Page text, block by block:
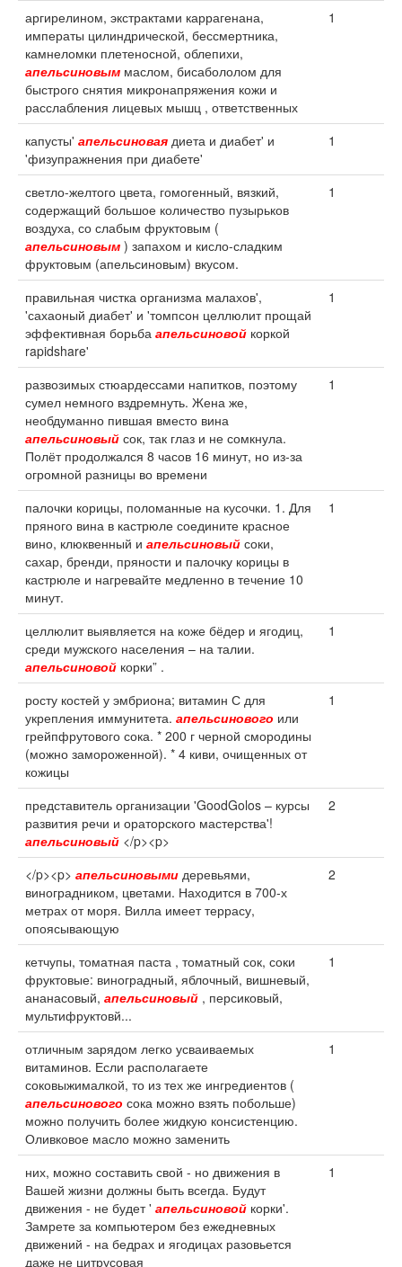
аргирелином, экстрактами каррагенана,
императы цилиндрической, бессмертника,
камнеломки плетеносной, облепихи,
апельсиновым маслом, бисабололом для
быстрого снятия микронапряжения кожи и
расслабления лицевых мышц , ответственных
1
капусты' апельсиновая диета и диабет' и
'физупражнения при диабете'
1
светло-желтого цвета, гомогенный, вязкий,
содержащий большое количество пузырьков
воздуха, со слабым фруктовым (
апельсиновым ) запахом и кисло-сладким
фруктовым (апельсиновым) вкусом.
1
правильная чистка организма малахов',
'сахаоный диабет' и 'томпсон целлюлит прощай
эффективная борьба апельсиновой коркой
rapidshare'
1
развозимых стюардессами напитков, поэтому
сумел немного вздремнуть. Жена же,
необдуманно пившая вместо вина
апельсиновый сок, так глаз и не сомкнула.
Полёт продолжался 8 часов 16 минут, но из-за
огромной разницы во времени
1
палочки корицы, поломанные на кусочки. 1. Для
пряного вина в кастрюле соедините красное
вино, клюквенный и апельсиновый соки,
сахар, бренди, пряности и палочку корицы в
кастрюле и нагревайте медленно в течение 10
минут.
1
целлюлит выявляется на коже бёдер и ягодиц,
среди мужского населения – на талии.
апельсиновой корки” .
1
росту костей у эмбриона; витамин С для
укрепления иммунитета. апельсинового или
грейпфрутового сока. * 200 г черной смородины
(можно замороженной). * 4 киви, очищенных от
кожицы
1
представитель организации 'GoodGolos – курсы
развития речи и ораторского мастерства'!
апельсиновый </p><p>
2
</p><p> апельсиновыми деревьями,
виноградником, цветами. Находится в 700-х
метрах от моря. Вилла имеет террасу,
опоясывающую
2
кетчупы, томатная паста , томатный сок, соки
фруктовые: виноградный, яблочный, вишневый,
ананасовый, апельсиновый , персиковый,
мультифруктовй...
1
отличным зарядом легко усваиваемых
витаминов. Если располагаете
соковыжималкой, то из тех же ингредиентов (
апельсинового сока можно взять побольше)
можно получить более жидкую консистенцию.
Оливковое масло можно заменить
1
них, можно составить свой - но движения в
Вашей жизни должны быть всегда. Будут
движения - не будет ' апельсиновой корки'.
Замрете за компьютером без ежедневных
движений - на бедрах и ягодицах разовьется
даже не цитрусовая
1